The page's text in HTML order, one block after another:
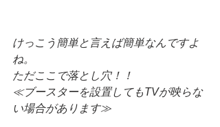
けっこう簡単と言えば簡単なんですよ
ね。
ただここで落とし穴！！
≪ブースターを設置してもTVが映らな
い場合があります≫